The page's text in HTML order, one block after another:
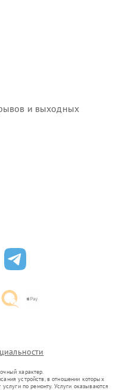
и выходных
характер.
устройств, в отношении которых
по ремонту. Услуги оказываются